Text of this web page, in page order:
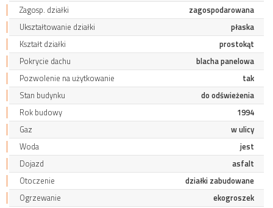
Zagosp. działki
zagospodarowana
Ukształtowanie działki
płaska
Kształt działki
prostokąt
Pokrycie dachu
blacha panelowa
Pozwolenie na użytkowanie
tak
Stan budynku
do odświeżenia
Rok budowy
1994
Gaz
w ulicy
Woda
jest
Dojazd
asfalt
Otoczenie
działki zabudowane
Ogrzewanie
ekogroszek